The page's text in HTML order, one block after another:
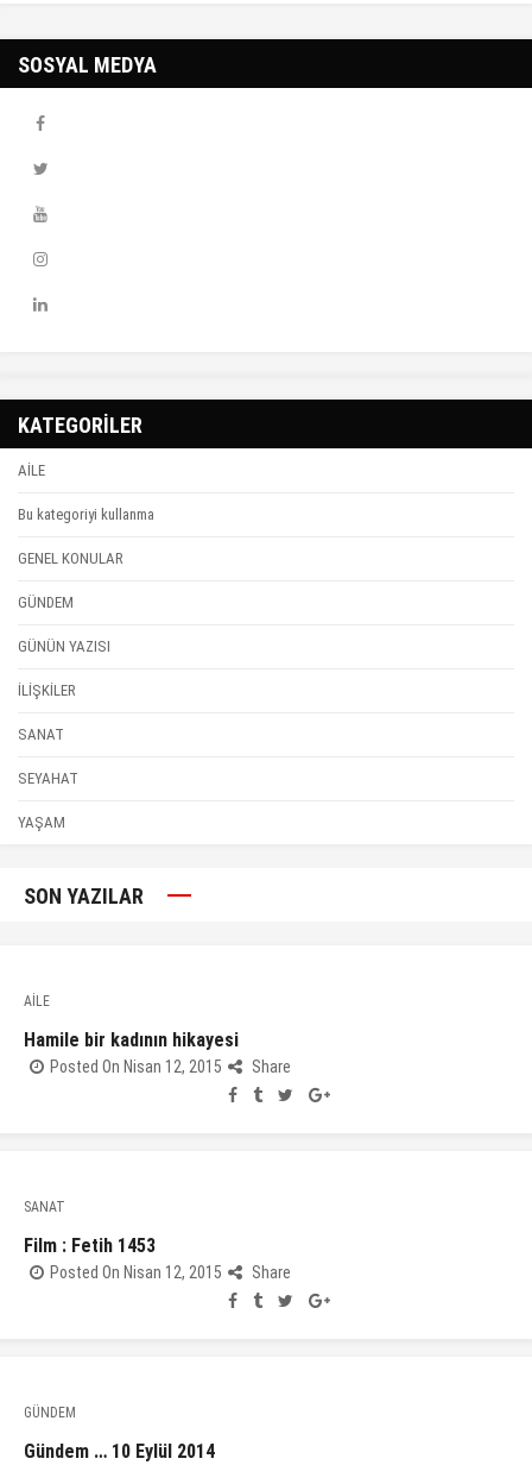
SOSYAL MEDYA
KATEGORİLER
AİLE
Bu kategoriyi kullanma
GENEL KONULAR
GÜNDEM
GÜNÜN YAZISI
İLİŞKİLER
SANAT
SEYAHAT
YAŞAM
SON YAZILAR
AİLE
Hamile bir kadının hikayesi
Posted On Nisan 12, 2015 Share
SANAT
Film : Fetih 1453
Posted On Nisan 12, 2015 Share
GÜNDEM
Gündem … 10 Eylül 2014